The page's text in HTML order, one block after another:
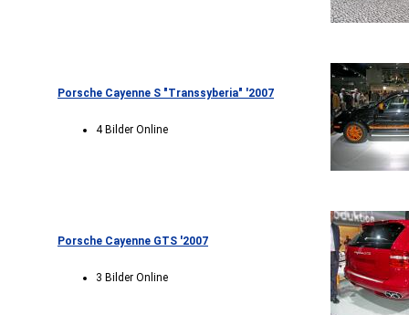
Porsche Cayenne S "Transsyberia" '2007
4 Bilder Online
Porsche Cayenne GTS '2007
3 Bilder Online